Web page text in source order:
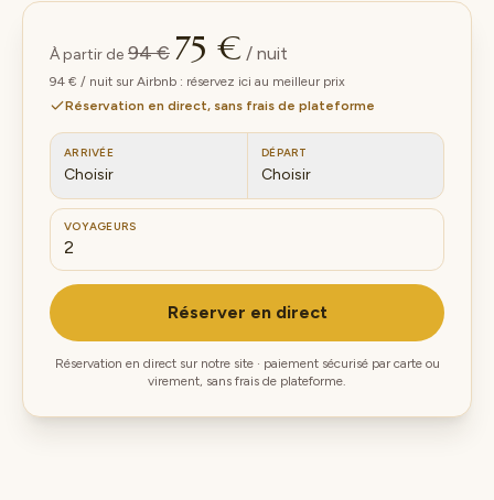
À partir de 94 € 75 € / nuit
94 € / nuit sur Airbnb : réservez ici au meilleur prix
Réservation en direct, sans frais de plateforme
ARRIVÉE
Choisir
DÉPART
Choisir
VOYAGEURS
Réserver en direct
Réservation en direct sur notre site · paiement sécurisé par carte ou
virement, sans frais de plateforme.